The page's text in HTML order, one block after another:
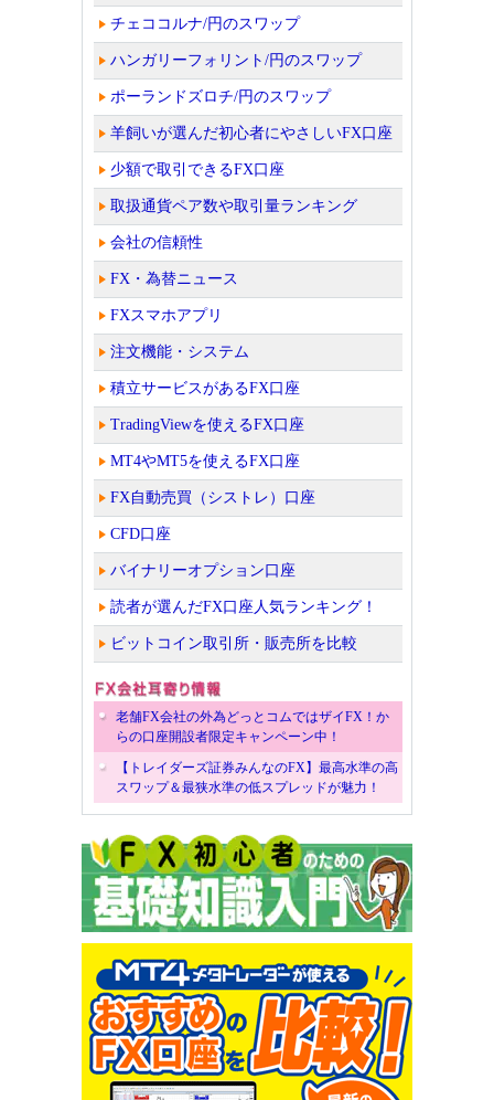
チェココルナ/円のスワップ
ハンガリーフォリント/円のスワップ
ポーランドズロチ/円のスワップ
羊飼いが選んだ初心者にやさしいFX口座
少額で取引できるFX口座
取扱通貨ペア数や取引量ランキング
会社の信頼性
FX・為替ニュース
FXスマホアプリ
注文機能・システム
積立サービスがあるFX口座
TradingViewを使えるFX口座
MT4やMT5を使えるFX口座
FX自動売買（シストレ）口座
CFD口座
バイナリーオプション口座
読者が選んだFX口座人気ランキング！
ビットコイン取引所・販売所を比較
老舗FX会社の外為どっとコムではザイFX！か
らの口座開設者限定キャンペーン中！
【トレイダーズ証券みんなのFX】最高水準の高
スワップ＆最狭水準の低スプレッドが魅力！